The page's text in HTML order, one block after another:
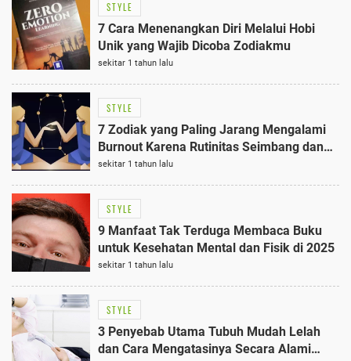
STYLE
7 Cara Menenangkan Diri Melalui Hobi
Unik yang Wajib Dicoba Zodiakmu
sekitar 1 tahun lalu
STYLE
7 Zodiak yang Paling Jarang Mengalami
Burnout Karena Rutinitas Seimbang dan
Stabil Emosi
sekitar 1 tahun lalu
STYLE
9 Manfaat Tak Terduga Membaca Buku
untuk Kesehatan Mental dan Fisik di 2025
sekitar 1 tahun lalu
STYLE
3 Penyebab Utama Tubuh Mudah Lelah
dan Cara Mengatasinya Secara Alami